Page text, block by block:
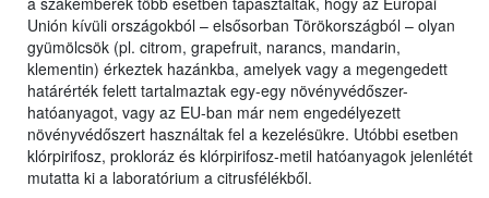
Unión kívüli országokból – elsősorban Törökországból – olyan
gyümölcsök (pl. citrom, grapefruit, narancs, mandarin,
klementin) érkeztek hazánkba, amelyek vagy a megengedett
határérték felett tartalmaztak egy-egy növényvédőszer-
hatóanyagot, vagy az EU-ban már nem engedélyezett
növényvédőszert használtak fel a kezelésükre. Utóbbi esetben
klórpirifosz, prokloráz és klórpirifosz-metil hatóanyagok jelenlétét
mutatta ki a laboratórium a citrusfélékből.